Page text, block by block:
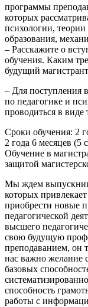
программы
которых
психологии,
образования,
– Расскажите о
обучения. Каким
будущий
– Для поступления
по педагогике и
проводиться в виде
Сроки обучения: 2
2 года 6 месяцев (5
Обучение в
защитой
Мы ждем
которых
приобрести новые
педагогической
высшего
свою будущую
преподаванием, он
нас важно желание
базовых
способность
работы с